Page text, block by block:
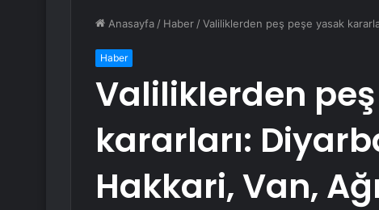
Anasayfa / Haber /Valiliklerden peş peşe yasak
Haber
Valiliklerden
kararları:
Hakkari, Van,